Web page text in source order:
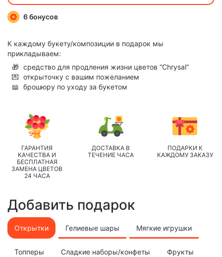
6 бонусов
К каждому букету/композиции в подарок мы
прикладываем:
🎁 средство для продления жизни цветов “Chrysal”
💌 открыточку с вашим пожеланием
📖 брошюру по уходу за букетом
ГАРАНТИЯ
КАЧЕСТВА И
БЕСПЛАТНАЯ
ЗАМЕНА ЦВЕТОВ
24 ЧАСА
ДОСТАВКА В
ТЕЧЕНИЕ ЧАСА
ПОДАРКИ К
КАЖДОМУ ЗАКАЗУ
Добавить подарок
Открытки Гелиевые шары Мягкие игрушки
Топперы Сладкие наборы/конфеты Фрукты